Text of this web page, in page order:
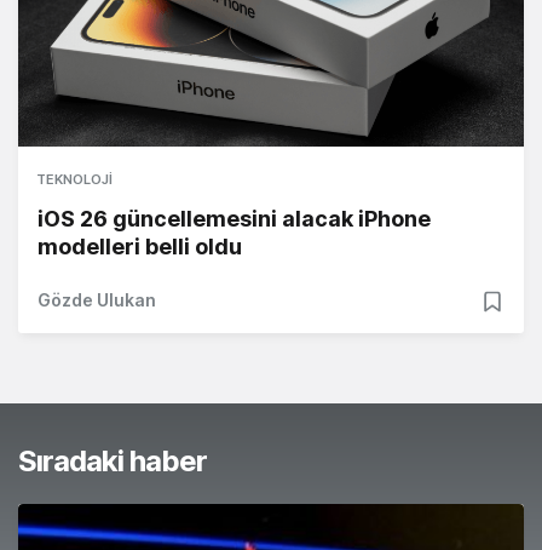
TEKNOLOJI
iOS 26 güncellemesini alacak iPhone
modelleri belli oldu
Gözde Ulukan
Sıradaki haber